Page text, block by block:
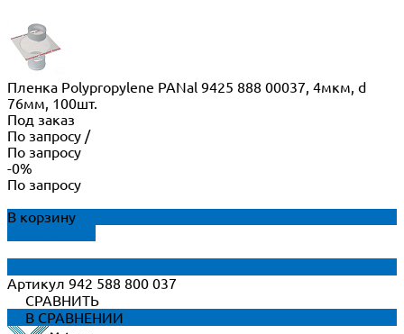
Пленка Polypropylene PANal 9425 888 00037, 4мкм, d
76мм, 100шт.
Под заказ
По запросу /
По запросу
-0%
По запросу
В корзину
Артикул 942 588 800 037
СРАВНИТЬ
В СРАВНЕНИИ